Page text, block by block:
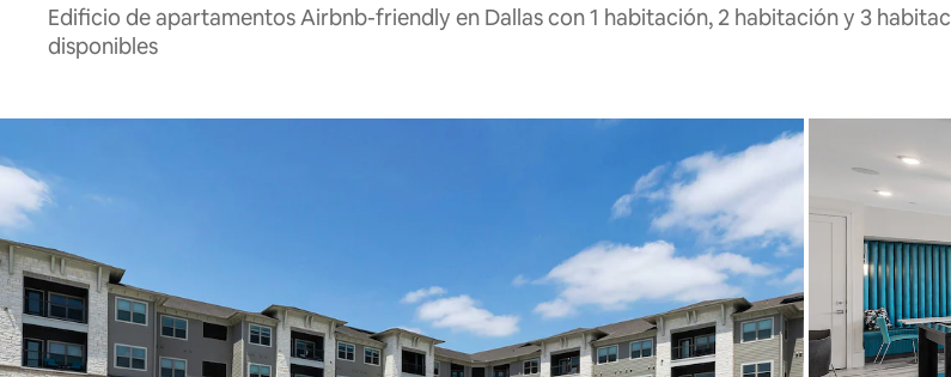
Edificio de apartamentos Airbnb-friendly en Dallas con 1 habitación, 2 habitación y 3
disponibles